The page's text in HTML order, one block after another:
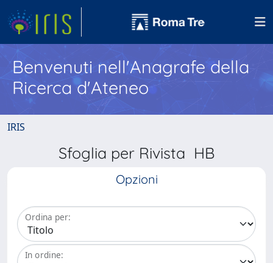
Benvenuti nell'Anagrafe della
Ricerca d'Ateneo
IRIS
Sfoglia per Rivista HB
Opzioni
Ordina per:
In ordine: